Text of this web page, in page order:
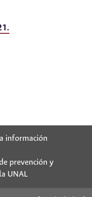
información
prevención y
UNAL